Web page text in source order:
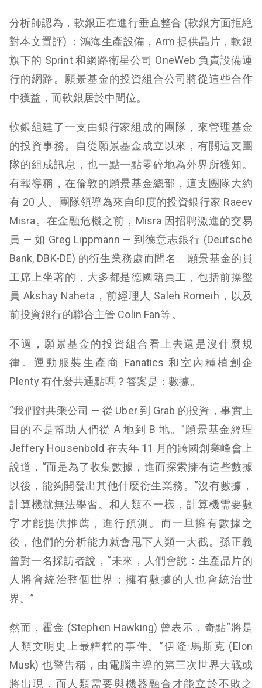
分析師認為，軟銀正在進行垂直整合 (軟銀方面拒絶
對本文置評) ：鴻海生產設備，Arm 提供晶片，軟銀
旗下的 Sprint 和網路衛星公司 OneWeb 負責設備運
行的網路。願景基金的投資組合公司將從這些合作
中獲益，而軟銀居於中間位。
軟銀組建了一支由銀行家組成的團隊，來管理基金
的投資事務。自從願景基金成立以來，有關這支團
隊的組成訊息，也一點一點零碎地為外界所獲知。
有報導稱，在倫敦的願景基金總部，這支團隊大約
有 20 人。團隊領導為來自印度的投資銀行家 Raeev
Misra。在金融危機之前，Misra 因招聘激進的交易
員 — 如 Greg Lippmann — 到德意志銀行 (Deutsche
Bank, DBK-DE) 的衍生業務處而聞名。願景基金的員
工席上坐著的，大多都是德國籍員工，包括前操盤
員 Akshay Naheta，前經理人 Saleh Romeih，以及
前投資銀行的聯合主管 Colin Fan等。
不過，願景基金的投資組合看上去還是沒什麼規
律。運動服裝生產商 Fanatics 和室內種植創企
Plenty 有什麼共通點嗎？答案是：數據。
“我們對共乘公司 — 從 Uber 到 Grab 的投資，事實上
目的不是幫助人們從 A 地到 B 地。”願景基金經理
Jeffery Housenbold 在去年 11 月的跨國創業峰會上
說道，“而是為了收集數據，進而探索擁有這些數據
以後，能夠開發出其他什麼衍生業務。”沒有數據，
計算機就無法學習。和人類不一樣，計算機需要數
字才能提供推薦，進行預測。而一旦擁有數據之
後，他們的分析能力就會甩下人類一大截。孫正義
曾對一名採訪者說，“未來，人們會說：生產晶片的
人將會統治整個世界；擁有數據的人也會統治世
界。”
然而，霍金 (Stephen Hawking) 曾表示，奇點“將是
人類文明史上最糟糕的事件。”伊隆·馬斯克 (Elon
Musk) 也警告稱，由電腦主導的第三次世界大戰或
將出現，而人類需要與機器融合才能立於不敗之